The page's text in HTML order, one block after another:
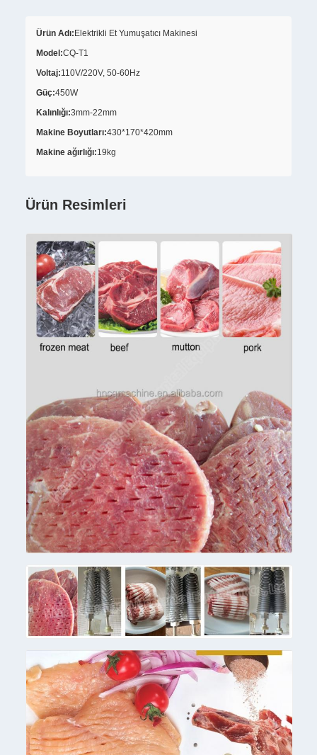
Ürün Adı: Elektrikli Et Yumuşatıcı Makinesi
Model:CQ-T1
Voltaj:110V/220V, 50-60Hz
Güç:450W
Kalınlığı:3mm-22mm
Makine Boyutları:430*170*420mm
Makine ağırlığı:19kg
Ürün Resimleri